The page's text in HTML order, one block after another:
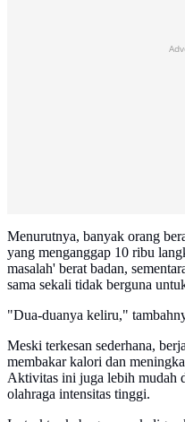
Menurutnya, banyak orang
yang menganggap 10 ribu
masalah' berat badan,
sama sekali tidak berguna
"Dua-duanya keliru,"
Meski terkesan sederhana,
membakar kalori dan
Aktivitas ini juga lebih mudah
olahraga intensitas tinggi.